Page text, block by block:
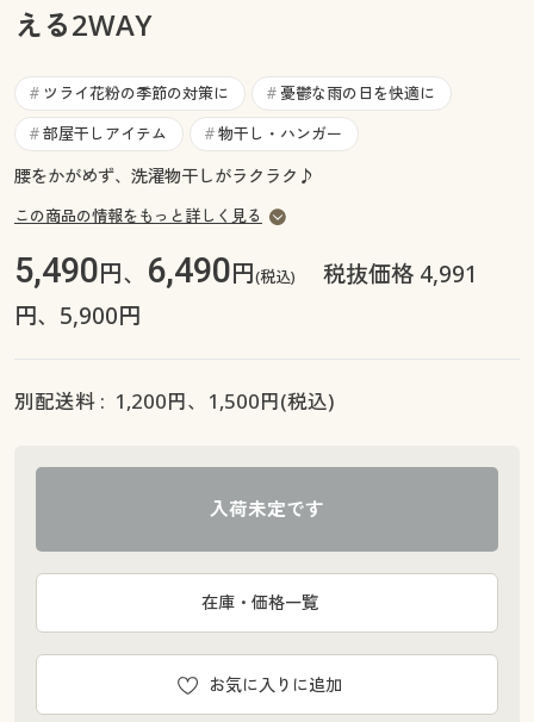
サポート
ご利用ガイド
よくある質問とお問い合わせ
サポート
ご利用ガイド
よくある質問とお問い合わせ
える2WAY
# ツライ花粉の季節の対策に # 憂鬱な雨の日を快適に
# 部屋干しアイテム # 物干し・ハンガー
腰をかがめず、洗濯物干しがラクラク♪
この商品の情報をもっと詳しく見る
5,490円、 6,490円(税込)
税抜価格 4,991
円、5,900円
別配送料 : 1,200円、 1,500円(税込)
入荷未定です
お気に入りに追加
在庫・価格一覧